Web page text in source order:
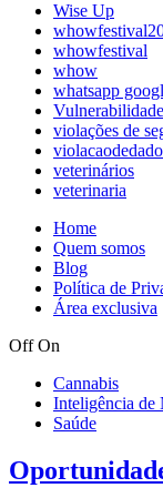
Wise Up
whowfestival
whow
whatsapp
Vulnerabilidade
violações de
veterinários
veterinaria
Home
Quem somos
Blog
Política de
Área exclusiva
Off On
Cannabis
Inteligência de
Saúde